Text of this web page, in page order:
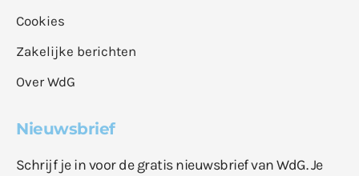
Cookies
Zakelijke berichten
Over WdG
Nieuwsbrief
Schrijf je in voor de gratis nieuwsbrief van WdG. Je